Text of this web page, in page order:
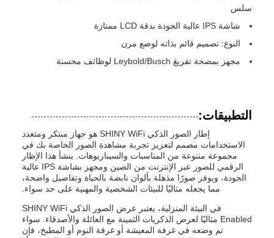
سلس
شاشة IPS عالية الجودة بدقة LCD ممتازة
النوع: تصميم قائم بذاته لوضع مرن
مجهز بمضخة تفريغ Leybold/Busch لوظائف محسنة
التطبيقات:
إطار الصور الذكي SHINY WiFi هو جهاز مبتكر ومتعدد
الاستخدامات مصمم لتعزيز تجربة مشاهدة الصور الخاصة بك في
مجموعة متنوعة من المناسبات والسيناريوهات. ينشأ هذا الإطار
الرقمي للصور عبر الإنترنت من الصين ومجهز بشاشة IPS عالية
الجودة، ويوفر صورًا مذهلة بألوان نابضة بالحياة وتفاصيل واضحة،
مما يجعله مثاليًا للبيئات الشخصية والمهنية على حد سواء.
في البيئة المنزلية، يعتبر عرض الصور الذكي SHINY WiFi
Enabled مثاليًا لعرض الذكريات الثمينة مع العائلة والأصدقاء. سواء
تم وضعه في غرفة المعيشة أو غرفة النوم أو المطبخ، فإن